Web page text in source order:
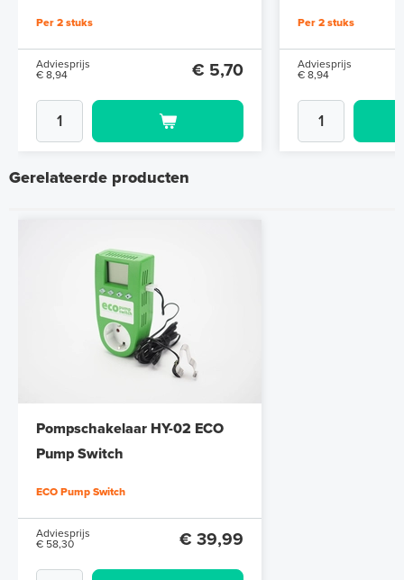
Per 2 stuks
Adviesprijs
€ 8,94
€ 5,70
Per 2 stuks
Adviesprijs
€ 8,94
Gerelateerde producten
Pompschakelaar HY-02 ECO
Pump Switch
ECO Pump Switch
Adviesprijs
€ 58,30
€ 39,99